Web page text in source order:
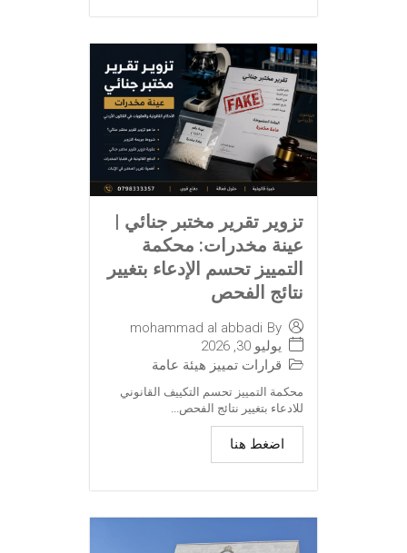
تزوير تقرير مختبر جنائي |
عينة مخدرات: محكمة
التمييز تحسم الإدعاء بتغيير
نتائج الفحص
By
mohammad al abbadi
يوليو 30, 2026
قرارات تمييز هيئة عامة
محكمة التمييز تحسم التكييف القانوني
للادعاء بتغيير نتائج الفحص...
اضغط هنا